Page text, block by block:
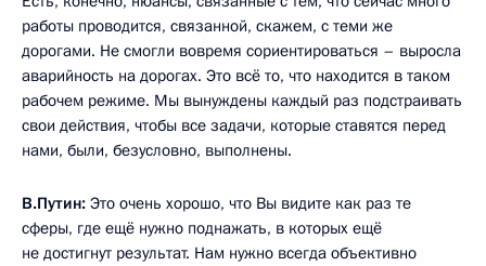
работы проводится, связанной, скажем, с теми же
дорогами. Не смогли вовремя сориентироваться – выросла
аварийность на дорогах. Это всё то, что находится в таком
рабочем режиме. Мы вынуждены каждый раз подстраивать
свои действия, чтобы все задачи, которые ставятся перед
нами, были, безусловно, выполнены.
В.Путин: Это очень хорошо, что Вы видите как раз те
сферы, где ещё нужно поднажать, в которых ещё
не достигнут результат. Нам нужно всегда объективно